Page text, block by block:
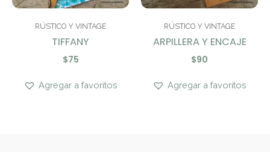
RÚSTICO Y VINTAGE
TIFFANY
$75
Agregar a favoritos
RÚSTICO Y VINTAGE
ARPILLERA Y ENCAJE
$90
Agregar a favoritos